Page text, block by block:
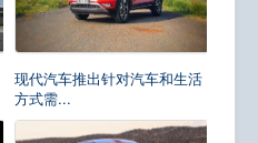
现代汽车推出针对汽车和生活
方式需...